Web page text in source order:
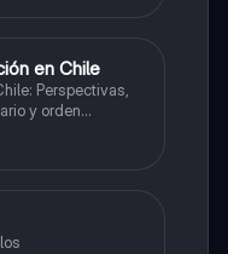
en Chile
Perspectivas,
y orden
"Era Portaliana"